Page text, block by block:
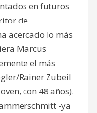
en futuros
de
acercado lo más
Marcus
el más
Rainer Zubeil
con 48 años).
-ya